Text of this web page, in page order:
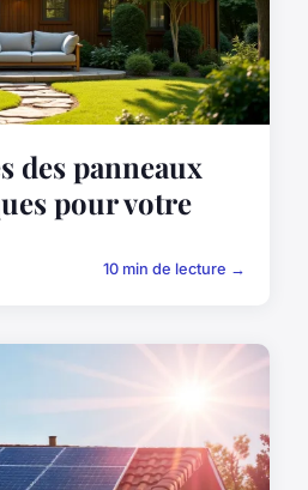
des panneaux
pour votre
10 min de lecture →